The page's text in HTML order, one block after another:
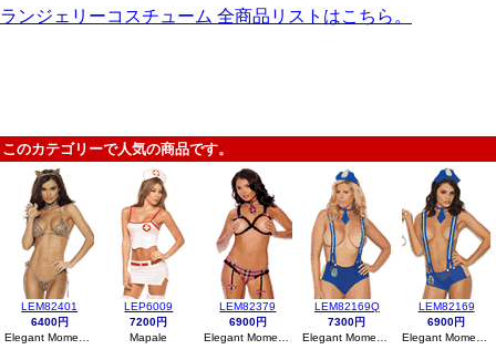
ランジェリーコスチューム 全商品リストはこちら。
このカテゴリーで人気の商品です。
LEM82401
6400円
Elegant Moments
LEP6009
7200円
Mapale
LEM82379
6900円
Elegant Moments
LEM82169Q
7300円
Elegant Moments
LEM82169
6900円
Elegant Moments